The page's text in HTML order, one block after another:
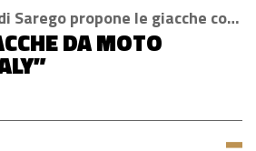
L’azienda italiana di Sarego propone le giacche con la tecnologia H2Out, impermeabile, antivento e traspirante
DA MOTO